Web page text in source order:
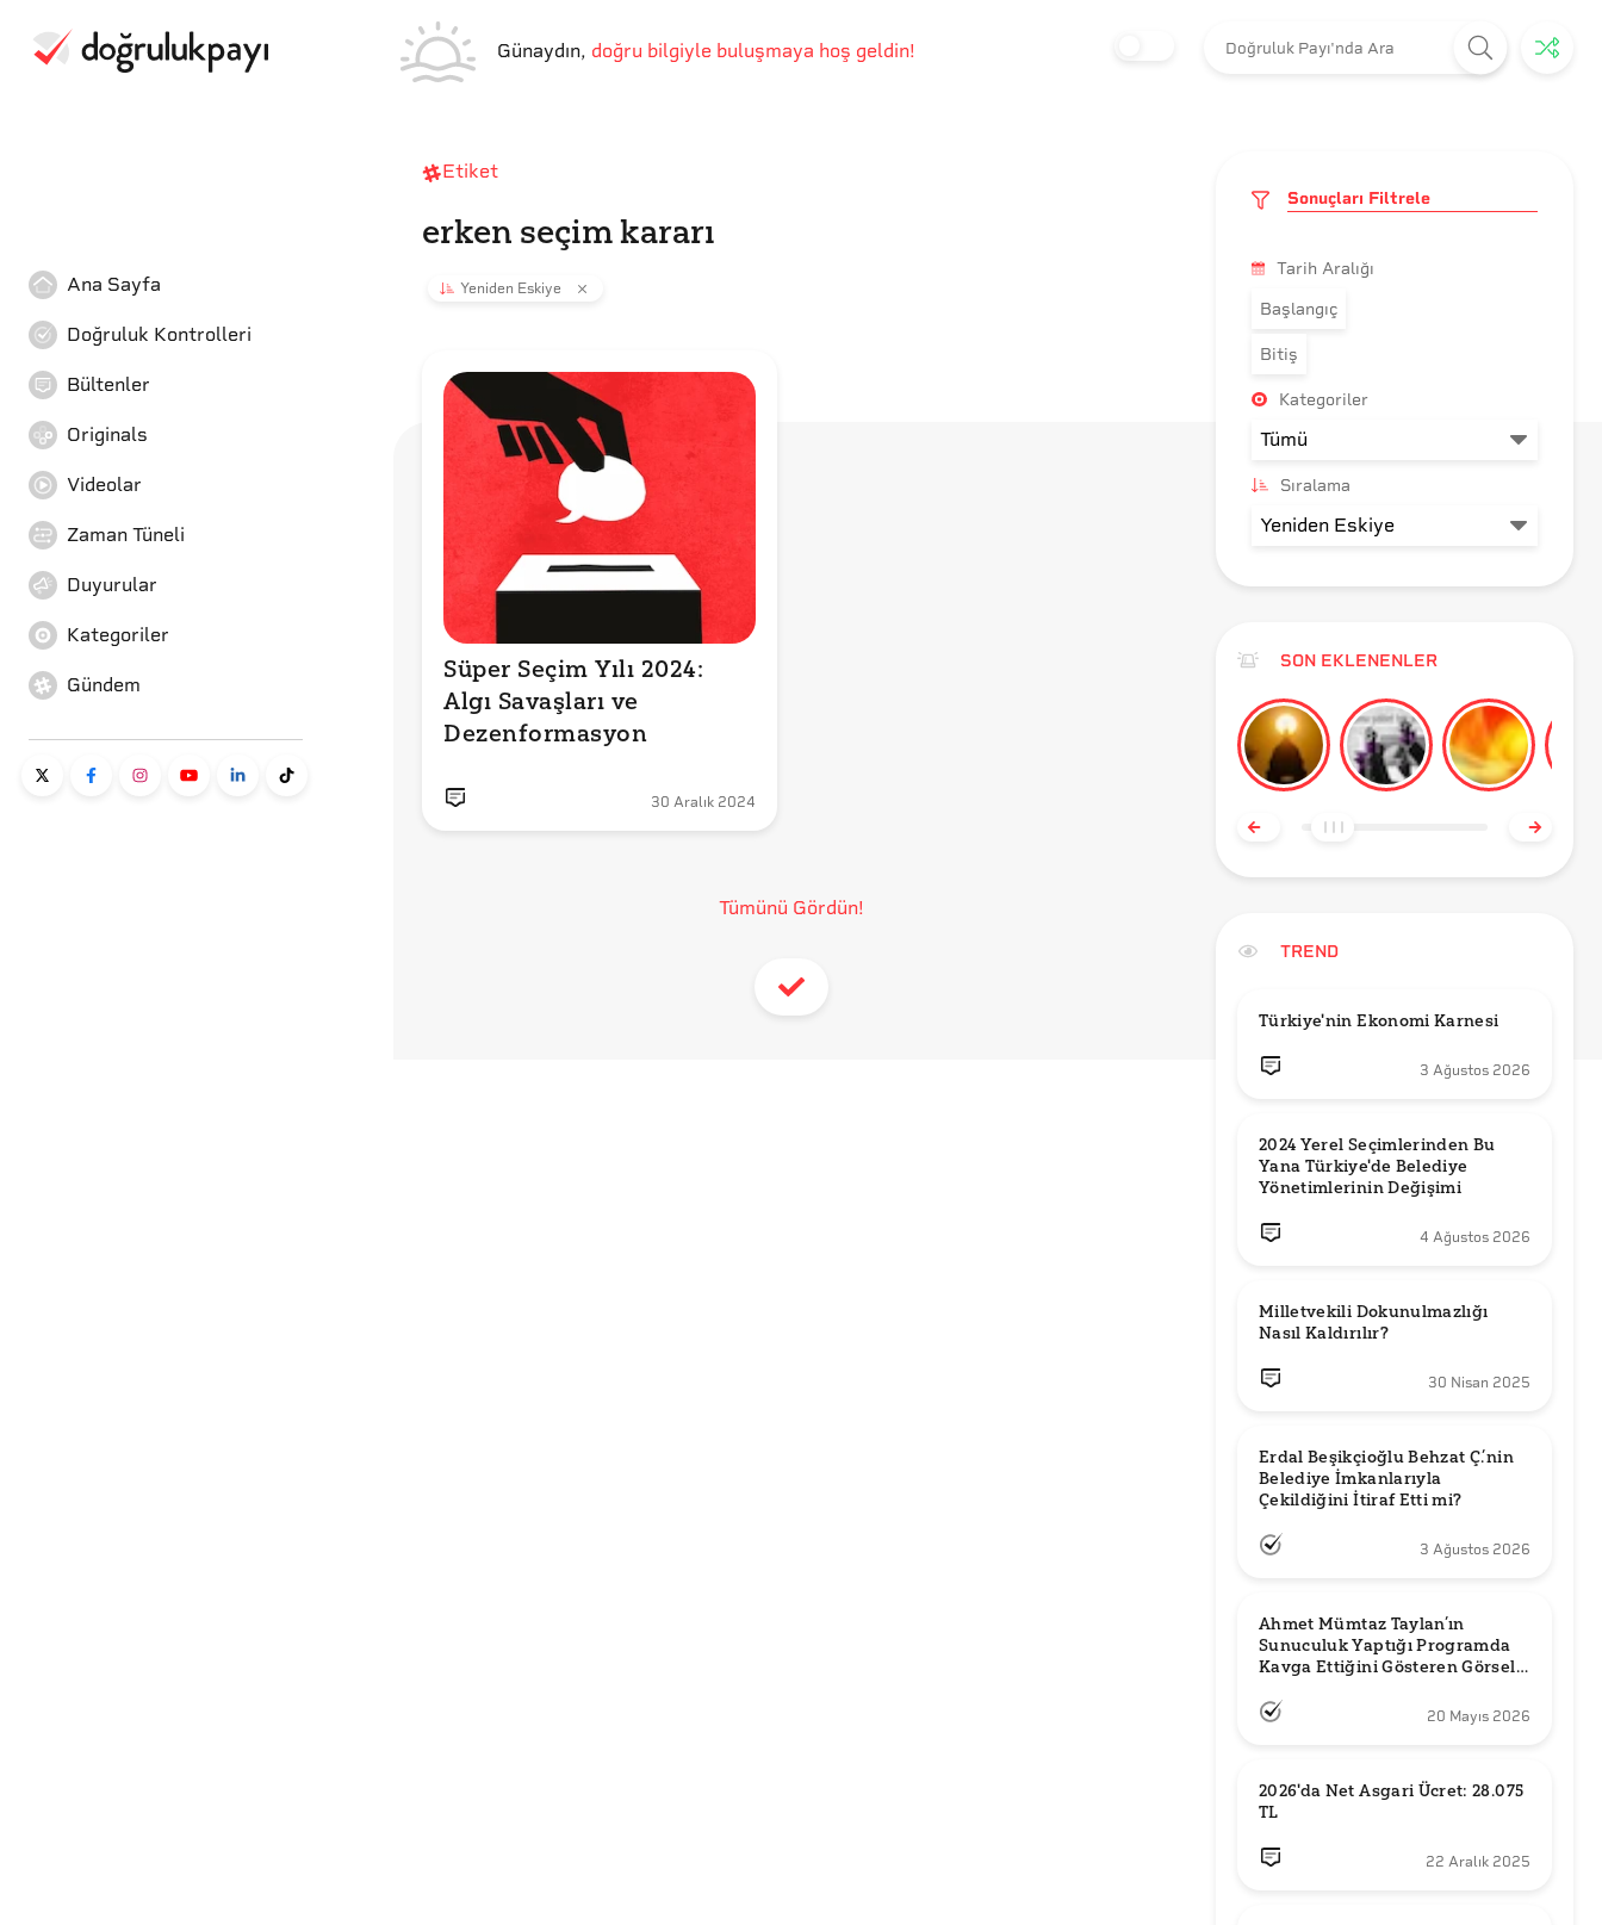
Günaydın, doğru bilgiyle buluşmaya hoş geldin!
Ana Sayfa
Doğruluk Kontrolleri
Bültenler
Originals
Videolar
Zaman Tüneli
Duyurular
Kategoriler
Gündem
Etiket
erken seçim kararı
Yeniden Eskiye
Süper Seçim Yılı 2024:
Algı Savaşları ve
Dezenformasyon
30 Aralık 2024
Tümünü Gördün!
Sonuçları Filtrele
Tarih Aralığı
Başlangıç
Bitiş
Kategoriler
Sıralama
SON EKLENENLER
TREND
Türkiye'nin Ekonomi Karnesi
3 Ağustos 2026
2024 Yerel Seçimlerinden Bu
Yana Türkiye'de Belediye
Yönetimlerinin Değişimi
4 Ağustos 2026
Milletvekili Dokunulmazlığı
Nasıl Kaldırılır?
30 Nisan 2025
Erdal Beşikçioğlu Behzat Ç.’nin
Belediye İmkanlarıyla
3 Ağustos 2026
Ahmet Mümtaz Taylan’ın
Sunuculuk Yaptığı Programda
Kavga Ettiğini Gösteren Görsel
20 Mayıs 2026
2026'da Net Asgari Ücret: 28.075
TL
22 Aralık 2025